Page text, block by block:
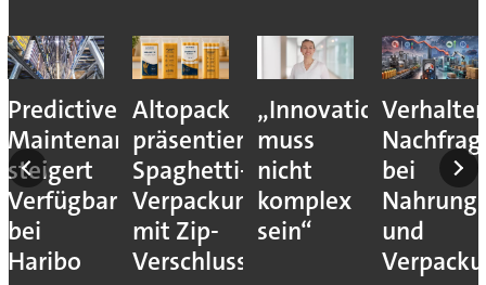
Predictive
Maintenance
steigert
Verfügbarkeit
bei
Haribo
Altopack
präsentiert
Spaghetti-
Verpackung
mit Zip-
Verschluss
„Innovation
muss
nicht
komplex
sein“
bei
und